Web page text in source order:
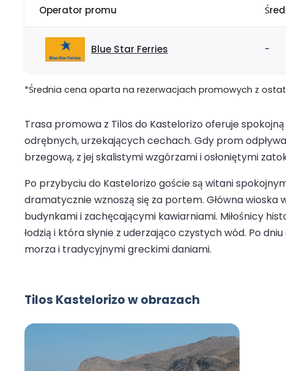
Operator promu
Blue Star Ferries -
*Średnia cena oparta na rezerwacjach promowych z
Trasa promowa z Tilos do Kastelorizo oferuje
odrębnych, urzekających cechach. Gdy prom
brzegową, z jej skalistymi wzgórzami i osłoniętymi
Po przybyciu do Kastelorizo goście są witani
dramatycznie wznoszą się za portem. Główna
budynkami i zachęcającymi kawiarniami. Miłośnicy
łodzią i która słynie z uderzająco czystych wód. Po
morza i tradycyjnymi greckimi daniami.
Tilos Kastelorizo w obrazach